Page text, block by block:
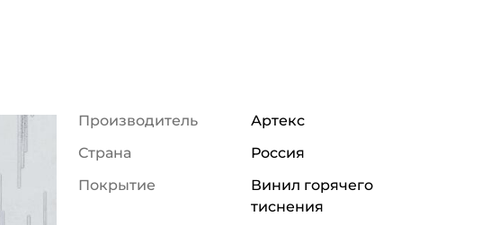
Производитель
Артекс
Страна
Россия
Покрытие
Винил горячего
тиснения